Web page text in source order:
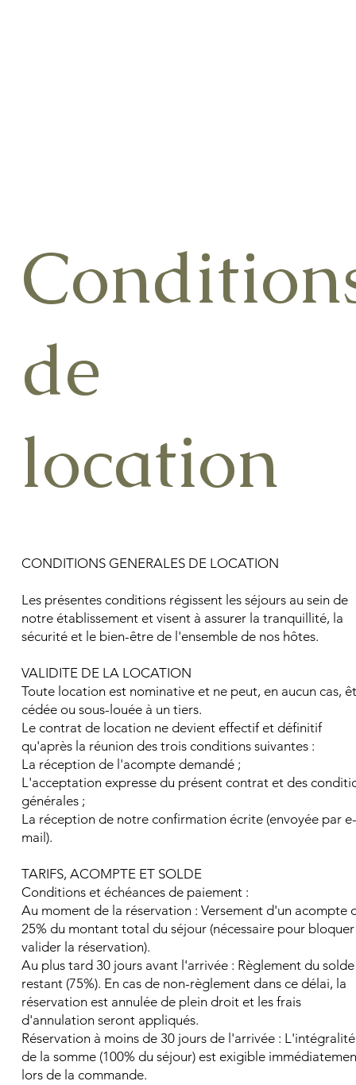
de
location
CONDITIONS GENERALES DE LOCATION
Les présentes conditions régissent les séjours au sein de
notre établissement et visent à assurer la tranquillité, la
sécurité et le bien-être de l'ensemble de nos hôtes.
VALIDITE DE LA LOCATION
Toute location est nominative et ne peut, en aucun cas,
cédée ou sous-louée à un tiers.
Le contrat de location ne devient effectif et définitif
qu'après la réunion des trois conditions suivantes :
La réception de l'acompte demandé ;
L'acceptation expresse du présent contrat et des
générales ;
La réception de notre confirmation écrite (envoyée par e-
mail).
TARIFS, ACOMPTE ET SOLDE
Conditions et échéances de paiement :
Au moment de la réservation : Versement d'un acompte
25% du montant total du séjour (nécessaire pour
valider la réservation).
Au plus tard 30 jours avant l'arrivée : Règlement du solde
restant (75%). En cas de non-règlement dans ce délai, la
réservation est annulée de plein droit et les frais
d'annulation seront appliqués.
Réservation à moins de 30 jours de l'arrivée : L'intégralité
de la somme (100% du séjour) est exigible
lors de la commande.